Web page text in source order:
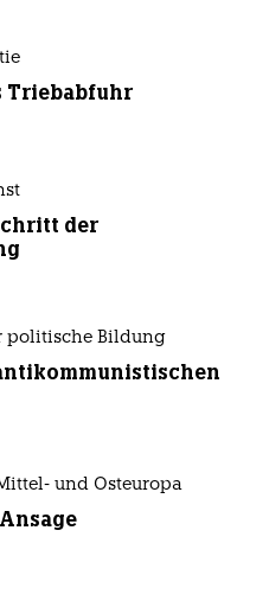
Triebabfuhr
der
politische Bildung
und Osteuropa